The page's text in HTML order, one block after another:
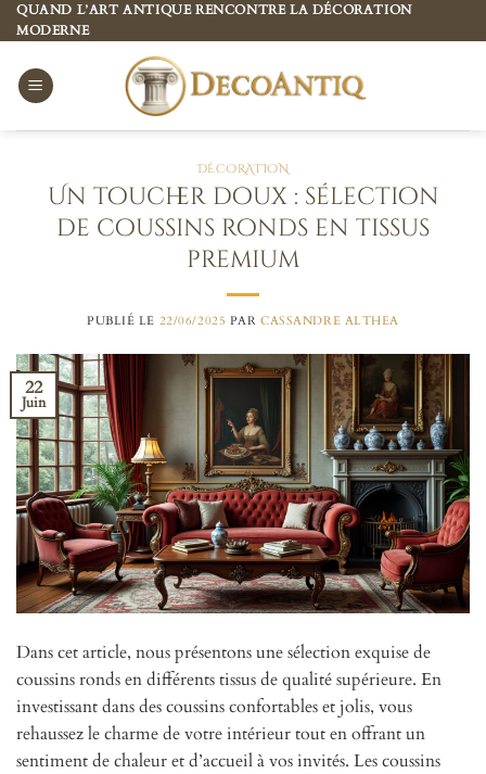
Passer
au
contenu
QUAND L’ART ANTIQUE RENCONTRE LA DÉCORATION
MODERNE
DÉCORATION
Un toucher doux : sélection
de coussins ronds en tissus
premium
PUBLIÉ LE 22/06/2025 PARCASSANDRE ALTHEA
22
Juin
Dans cet article, nous présentons une sélection exquise de
coussins ronds en différents tissus de qualité supérieure. En
investissant dans des coussins confortables et jolis, vous
rehaussez le charme de votre intérieur tout en offrant un
sentiment de chaleur et d’accueil à vos invités. Les coussins